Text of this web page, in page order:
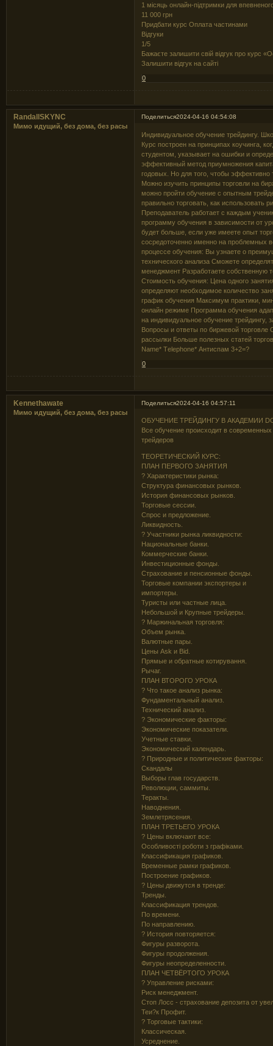
1 місяць онлайн-підтримки для
11 000 грн
Придбати курс Оплата частинами
Відгуки
1/5
Бажаєте залишити свій відгук про курс
Залишити відгук на сайті
0
Поделиться2024-04-16 04:54:08
RandallSKYNC
Мимо идущий, без дома, без расы
Индивидуальное обучение трейдингу.
Курс построен на принципах коучинга,
студентом, указывает на ошибки и
эффективный метод приумножения
годовых. Но для того, чтобы
Можно изучить принципы торговли на
можно пройти обучение с опытным
правильно торговать, как использовать
Преподаватель работает с каждым
программу обучения в зависимости от
будет больше, если уже имеете опыт
сосредоточенно именно на проблемных
процессе обучения: Вы узнаете о
технического анализа Сможете
менеджмент Разработаете собственную
Стоимость обучения: Цена одного
определяют необходимое количество
график обучения Максимум практики,
онлайн режиме Программа обучения
на индивидуальное обучение
Вопросы и ответы по биржевой торговле
рассылки Больше полезных статей
Name* Тelephone* Антиспам 3+2=?
0
Поделиться2024-04-16 04:57:11
Kennethawate
Мимо идущий, без дома, без расы
ОБУЧЕНИЕ ТРЕЙДИНГУ В АКАДЕМИИ
Все обучение происходит в
трейдеров
ТЕОРЕТИЧЕСКИЙ КУРС:
ПЛАН ПЕРВОГО ЗАНЯТИЯ
? Характеристики рынка:
Структура финансовых рынков.
История финансовых рынков.
Торговые сессии.
Спрос и предложение.
Ликвидность.
? Участники рынка ликвидности:
Национальные банки.
Коммерческие банки.
Инвестиционные фонды.
Страхование и пенсионные фонды.
Торговые компании экспортеры и
импортеры.
Туристы или частные лица.
Небольшой и Крупные трейдеры.
? Маржинальная торговля:
Объем рынка.
Валютные пары.
Цены Ask и Bid.
Прямые и обратные котирування.
Рычаг.
ПЛАН ВТОРОГО УРОКА
? Что такое анализ рынка:
Фундаментальный анализ.
Технический анализ.
? Экономические факторы:
Экономические показатели.
Учетные ставки.
Экономический календарь.
? Природные и политические факторы:
Скандалы
Выборы глав государств.
Революции, саммиты.
Теракты.
Наводнения.
Землетрясения.
ПЛАН ТРЕТЬЕГО УРОКА
? Цены включают все:
Особливості роботи з графіками.
Классификация графиков.
Временные рамки графиков.
Построение графиков.
? Цены движутся в тренде:
Тренды.
Классификация трендов.
По времени.
По направлению.
? История повторяется:
Фигуры разворота.
Фигуры продолжения.
Фигуры неопределенности.
ПЛАН ЧЕТВЁРТОГО УРОКА
? Управление рисками:
Риск менеджмент.
Стоп Лосс - страхование депозита от
Теи?к Профит.
? Торговые тактики:
Классическая.
Усреднение.